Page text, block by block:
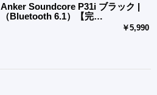
Anker Soundcore P31i ブラック |
（Bluetooth 6.1）【完…
￥5,990